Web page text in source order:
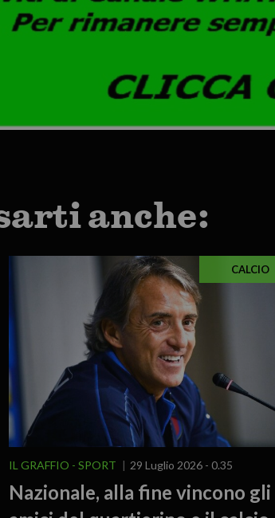
anche:
CALCIO
IL GRAFFIO SPORT 29 Luglio 2026 - 0.35
Nazionale, alla fine vincono gli